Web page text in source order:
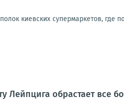
киевских супермаркетов, где
Лейпцига обрастает все